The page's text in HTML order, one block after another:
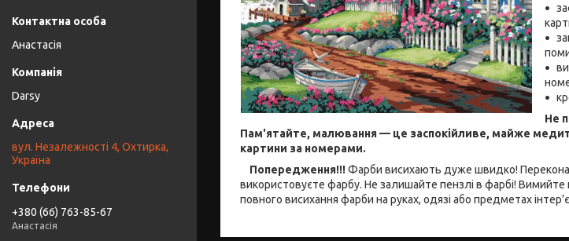
Не
Пам'ятайте, малювання — це заспокійливе, майже
картини за номерами.
Попередження!!!Фарби висихають дуже швидко!
використовуєте фарбу. Не залишайте пензлі в фарбі!
повного висихання фарби на руках, одязі або предметах
Анастасія
Darsy
вул. Незалежності 4, Охтирка,
Україна
+380 (66) 763-85-67
Анастасія